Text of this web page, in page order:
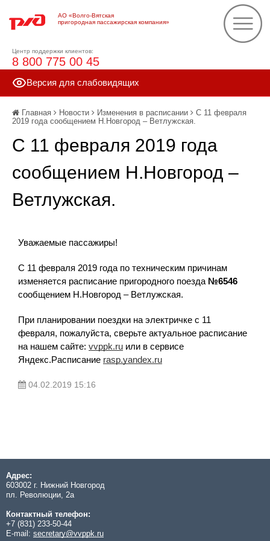
АО «Волго-Вятская
пригородная пассажирская компания»
Центр поддержки клиентов:
8 800 775 00 45
Версия для слабовидящих
Главная Новости Изменения в расписании
С 11 февраля
2019 года сообщением Н.Новгород – Ветлужская.
С 11 февраля 2019 года
сообщением Н.Новгород –
Ветлужская.
Уважаемые пассажиры!
С 11 февраля 2019 года по техническим причинам
изменяется расписание пригородного поезда №6546
сообщением Н.Новгород – Ветлужская.
При планировании поездки на электричке с 11
февраля, пожалуйста, сверьте актуальное расписание
на нашем сайте: vvppk.ru или в сервисе
Яндекс.Расписание rasp.yandex.ru
04.02.2019 15:16
Адрес:
603002 г. Нижний Новгород
пл. Революции, 2а
Контактный телефон:
+7 (831) 233-50-44
E-mail: secretary@vvppk.ru